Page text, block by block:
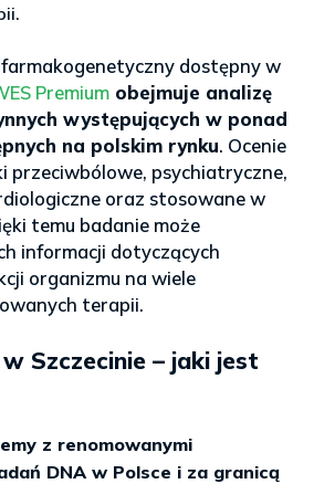
dostępny w
Premium obejmuje analizę
występujących w ponad
na polskim rynku. Ocenie
przeciwbólowe, psychiatryczne,
oraz stosowane w
temu badanie może
informacji dotyczących
organizmu na wiele
terapii.
Szczecinie – jaki jest
z renomowanymi
DNA w Polsce i za granicą